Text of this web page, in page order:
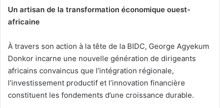
Un artisan de la transformation économique ouest-
africaine
À travers son action à la tête de la BIDC, George Agyekum
Donkor incarne une nouvelle génération de dirigeants
africains convaincus que l’intégration régionale,
l’investissement productif et l’innovation financière
constituent les fondements d’une croissance durable.